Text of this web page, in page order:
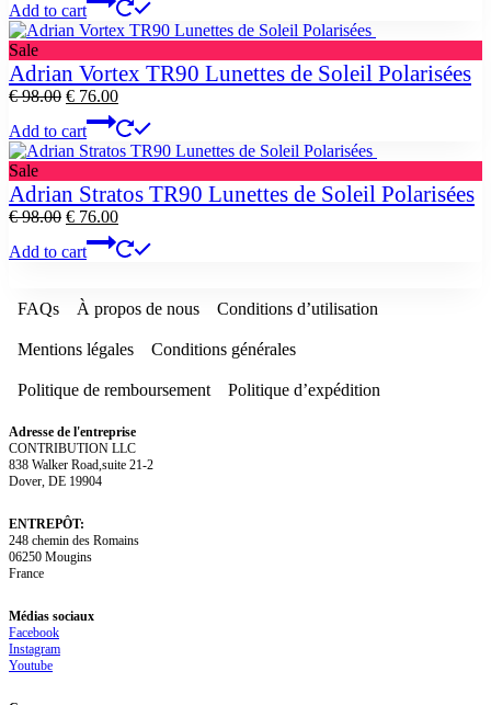
was:
€ 98.00.
is:
€ 66.00.
Add to cart
SaleProduct
on
sale
Adrian Vortex TR90 Lunettes de Soleil Polarisées
€98.00 Original
was:
€ 98.00.
€ 76.00Current
is:
€ 76.00.
Add to cart
SaleProduct
on
sale
Adrian Stratos TR90 Lunettes de Soleil Polarisées
€98.00 Original
was:
€ 76.00Current
is:
Add to cart
FAQs À propos de nous Conditions d’utilisation
Mentions légales Conditions générales
Politique de remboursement Politique d’expédition
Adresse de l'entreprise
CONTRIBUTION LLC
838 Walker Road,suite 21-2
Dover, DE 19904
ENTREPÔT:
248 chemin des Romains
06250 Mougins
France
Médias sociaux
Facebook
Instagram
Youtube